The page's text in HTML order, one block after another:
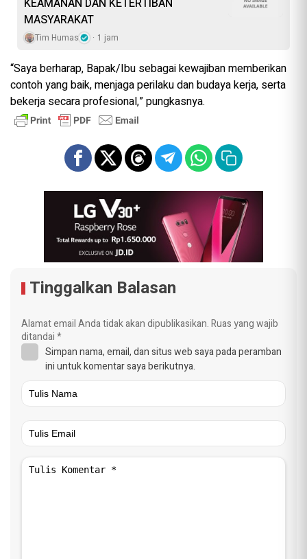
MASYARAKAT
Tim Humas 1 jam
“Saya berharap, Bapak/Ibu sebagai kewajiban memberikan
contoh yang baik, menjaga perilaku dan budaya kerja, serta
bekerja secara profesional,” pungkasnya.
Tinggalkan Balasan
Alamat email Anda tidak akan dipublikasikan.Ruas yang wajib
ditandai*
Simpan nama, email, dan situs web saya pada peramban
ini untuk komentar saya berikutnya.